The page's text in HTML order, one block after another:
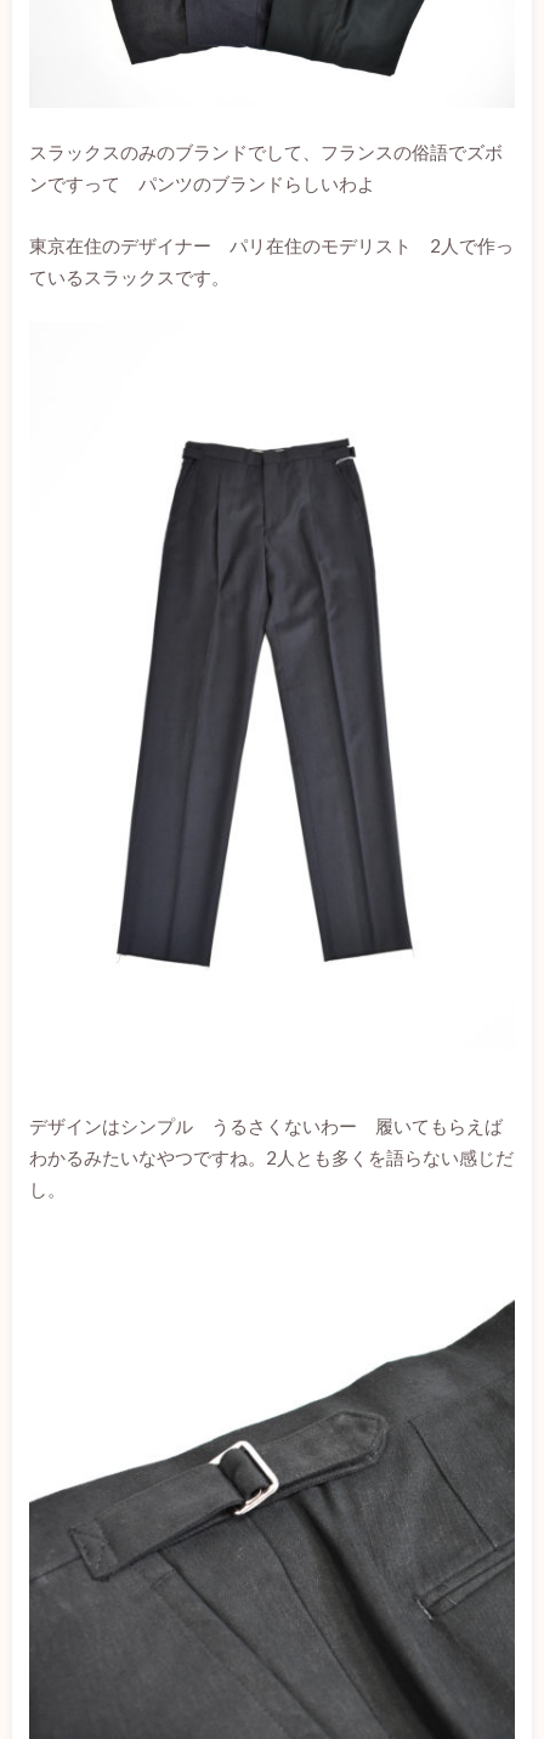
スラックスのみのブランドでして、フランスの俗語でズボ
ンですって パンツのブランドらしいわよ
東京在住のデザイナー パリ在住のモデリスト 2人で作っ
ているスラックスです。
デザインはシンプル うるさくないわー 履いてもらえば
わかるみたいなやつですね。2人とも多くを語らない感じだ
し。